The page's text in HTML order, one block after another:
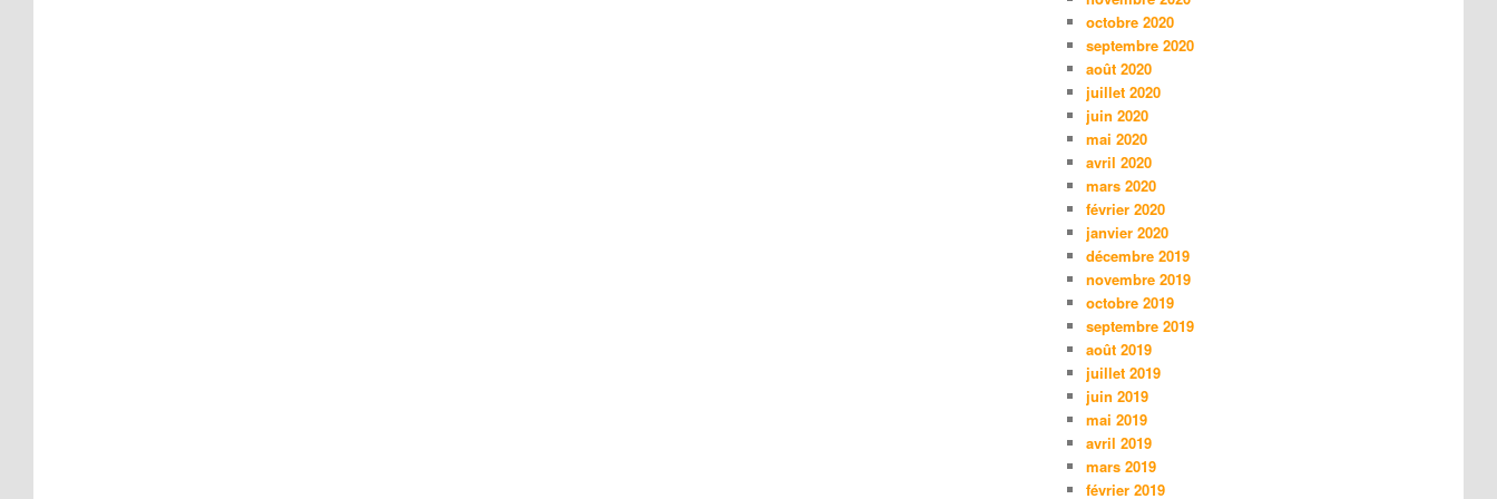
octobre 2020
septembre 2020
août 2020
juillet 2020
juin 2020
mai 2020
avril 2020
mars 2020
février 2020
janvier 2020
décembre 2019
novembre 2019
octobre 2019
septembre 2019
août 2019
juillet 2019
juin 2019
mai 2019
avril 2019
mars 2019
février 2019